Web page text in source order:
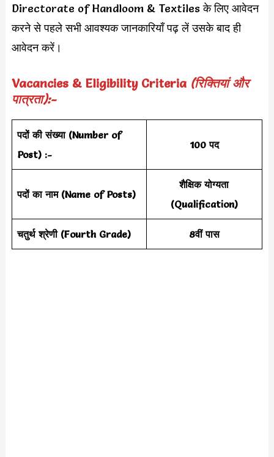
Directorate of Handloom & Textiles के लिए आवेदन
करने से पहले सभी आवश्यक जानकारियाँ पढ़ लें उसके बाद ही
आवेदन करें।
Vacancies & Eligibility Criteria (रिक्तियां और
पात्रता):-
पदों की संख्या (Number of
Post) :-
100 पद
पदों का नाम (Name of Posts)
शैक्षिक योग्यता
(Qualification)
चतुर्थ श्रेणी (Fourth Grade) 8वीं पास